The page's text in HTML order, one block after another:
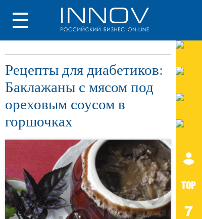
Рецепты для диабетиков:
Баклажаны с мясом под
ореховым соусом в
горшочках